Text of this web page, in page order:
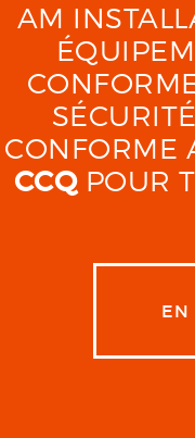
AM
CONFORME
CCQPOUR
EN